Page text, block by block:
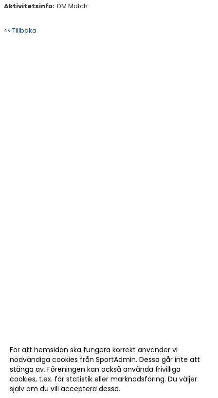
Aktivitetsinfo: DM Match
<< Tillbaka
För att hemsidan ska fungera korrekt använder vi
nödvändiga cookies från SportAdmin. Dessa går inte att
stänga av. Föreningen kan också använda frivilliga
cookies, t.ex. för statistik eller marknadsföring. Du väljer
själv om du vill acceptera dessa.